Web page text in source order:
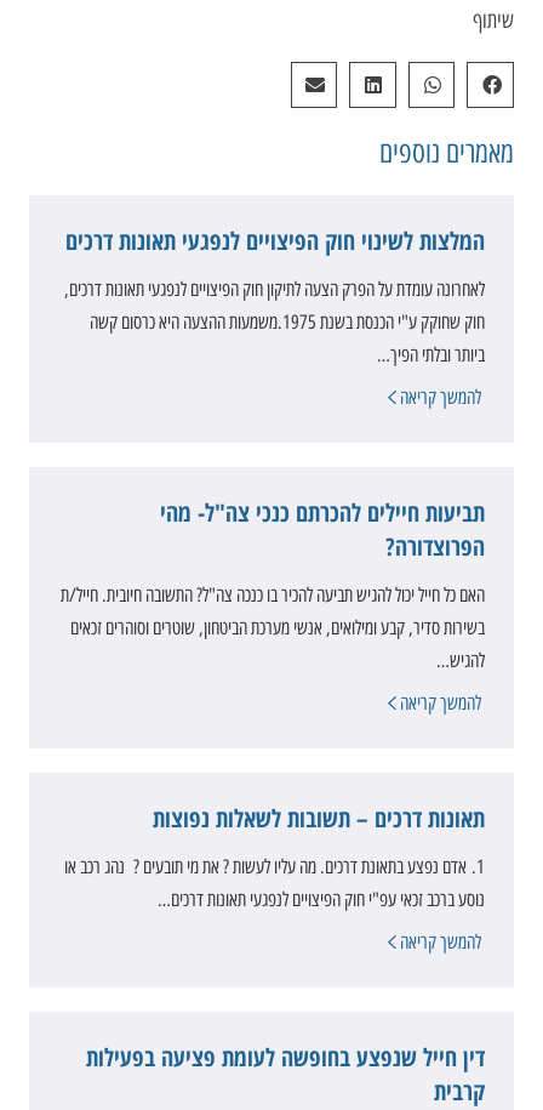
שיתוף
מאמרים נוספים
המלצות לשינוי חוק הפיצויים לנפגעי תאונות דרכים
לאחרונה עומדת על הפרק הצעה לתיקון חוק הפיצויים לנפגעי תאונות דרכים,
חוק שחוקק ע"י הכנסת בשנת 1975.משמעות ההצעה היא כרסום קשה
ביותר ובלתי הפיך…
להמשך קריאה
תביעות חיילים להכרתם כנכי צה"ל- מהי
הפרוצדורה?
האם כל חייל יכול להגיש תביעה להכיר בו כנכה צה"ל? התשובה חיובית. חייל/ת
בשירות סדיר, קבע ומילואים, אנשי מערכת הביטחון, שוטרים וסוהרים זכאים
להגיש…
להמשך קריאה
תאונות דרכים – תשובות לשאלות נפוצות
1. אדם נפצע בתאונת דרכים. מה עליו לעשות ? את מי תובעים ? נהג רכב או
נוסע ברכב זכאי עפ"י חוק הפיצויים לנפגעי תאונות דרכים…
להמשך קריאה
דין חייל שנפצע בחופשה לעומת פציעה בפעילות
קרבית